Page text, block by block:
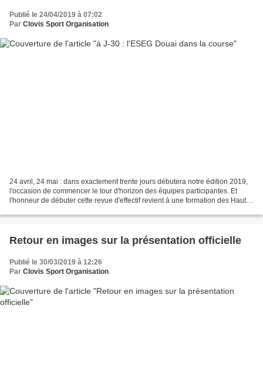
Publié le 24/04/2019 à 07:02
Par Clovis Sport Organisation
24 avril, 24 mai : dans exactement trente jours débutera notre édition 2019,
l'occasion de commencer le tour d'horizon des équipes participantes. Et
l'honneur de débuter cette revue d'effectif revient à une formation des Hauts
Retour en images sur la présentation officielle
Publié le 30/03/2019 à 12:26
Par Clovis Sport Organisation